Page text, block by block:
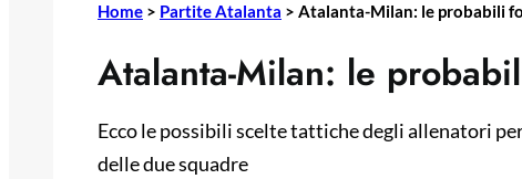
Home > Partite Atalanta > Atalanta-Milan: le probabili
Atalanta-Milan: le
Ecco le possibili scelte tattiche degli allenatori
delle due squadre